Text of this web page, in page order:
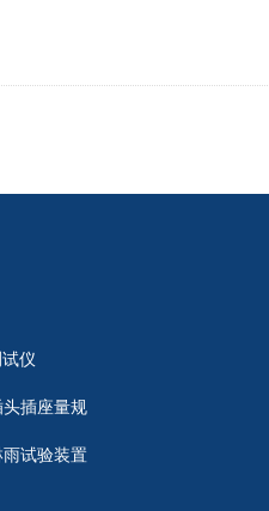
仪
插座量规
试验装置